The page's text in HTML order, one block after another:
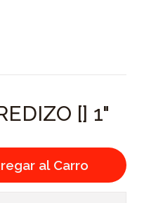
[] 1"
al Carro